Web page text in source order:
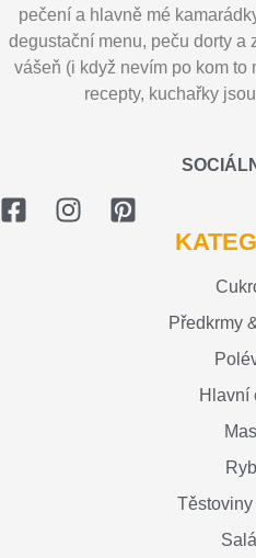
pečení a hlavně mé
degustační menu, peču dorty a
vášeň (i když nevím po kom to
recepty, kuchařky
Předkrmy
Hlavní
Těstoviny